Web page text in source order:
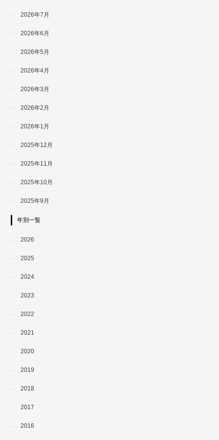
2026年7月
2026年6月
2026年5月
2026年4月
2026年3月
2026年2月
2026年1月
2025年12月
2025年11月
2025年10月
2025年9月
年別一覧
2026
2025
2024
2023
2022
2021
2020
2019
2018
2017
2016